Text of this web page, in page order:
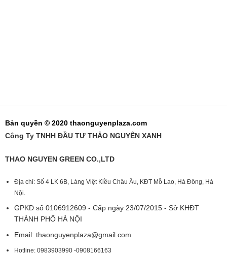
Bản quyền © 2020 thaonguyenplaza.com
Công Ty TNHH ĐẦU TƯ THẢO NGUYÊN XANH
THAO NGUYEN GREEN CO.,LTD
Địa chỉ: Số 4 LK 6B, Làng Việt Kiều Châu Âu, KĐT Mỗ Lao, Hà Đông, Hà
Nội.
GPKD số 0106912609 - Cấp ngày 23/07/2015 - Sở KHĐT
THÀNH PHỐ HÀ NỘI
Email: thaonguyenplaza@gmail.com
Hotline: 0983903990 -0908166163